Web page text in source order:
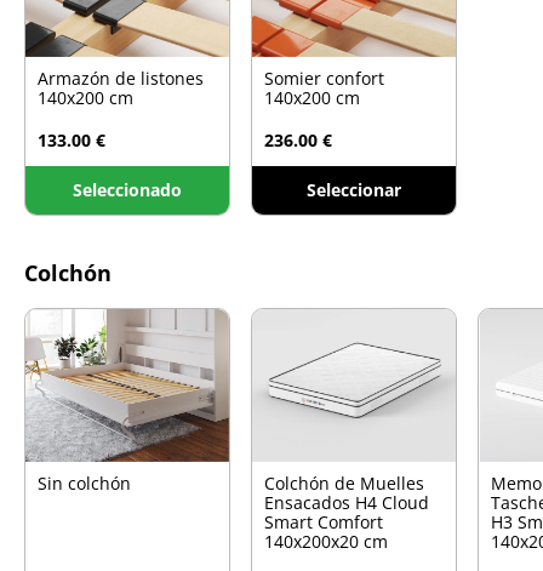
Armazón de listones
140x200 cm
133.00 €
Seleccionado
Somier confort
140x200 cm
236.00 €
Seleccionar
Colchón
Sin colchón
Colchón de Muelles
Ensacados H4 Cloud
Smart Comfort
140x200x20 cm
H3